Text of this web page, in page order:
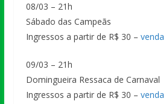
08/03 – 21h
Sábado das Campeãs
Ingressos a partir de R$ 30 –
09/03 – 21h
Domingueira Ressaca de Carnaval
Ingressos a partir de R$ 30 –